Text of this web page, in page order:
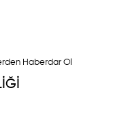
Haberdar Ol